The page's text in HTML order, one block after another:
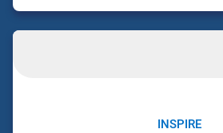
INSPIRE